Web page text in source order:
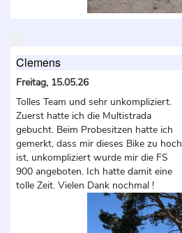
Clemens
Freitag, 15.05.26
Tolles Team und sehr unkompliziert.
Zuerst hatte ich die Multistrada
gebucht. Beim Probesitzen hatte ich
gemerkt, dass mir dieses Bike zu hoch
ist, unkompliziert wurde mir die FS
900 angeboten. Ich hatte damit eine
tolle Zeit. Vielen Dank nochmal !